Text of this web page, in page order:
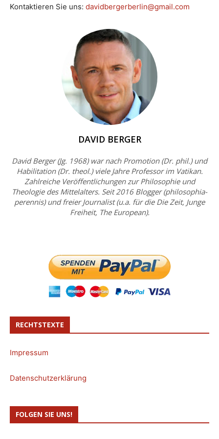
Kontaktieren Sie uns: davidbergerberlin@gmail.com
DAVID BERGER
David Berger (Jg. 1968) war nach Promotion (Dr. phil.) und
Habilitation (Dr. theol.) viele Jahre Professor im Vatikan.
Zahlreiche Veröffentlichungen zur Philosophie und
Theologie des Mittelalters. Seit 2016 Blogger (philosophia-
perennis) und freier Journalist (u.a. für die Die Zeit, Junge
Freiheit, The European).
RECHTSTEXTE
Impressum
Datenschutzerklärung
FOLGEN SIE UNS!